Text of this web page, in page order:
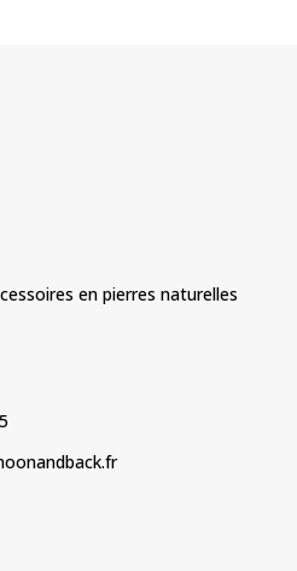
en pierres naturelles